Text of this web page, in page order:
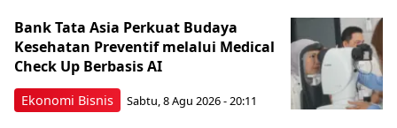
Ekonomi Bisnis
Bank Tata Asia Perkuat Budaya
Kesehatan Preventif melalui Medical
Check Up Berbasis AI
Sabtu, 8 Agu 2026 - 20:11